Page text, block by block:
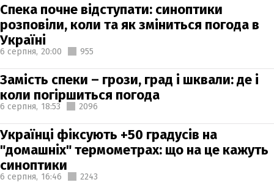
Спека почне відступати: синоптики
розповіли, коли та як зміниться погода в
Україні
6 серпня, 20:00 955
Замість спеки – грози, град і шквали: де і
коли погіршиться погода
6 серпня, 18:53 2096
Українці фіксують +50 градусів на
"домашніх" термометрах: що на це кажуть
синоптики
6 серпня, 16:46 2243